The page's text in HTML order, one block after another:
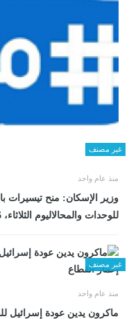
غير مصنف
منذ عام واحد
للوحدات والمحالاليوم الثلاثاء، 6 مايو 2025 05:10 مـ
غير مصنف
منذ عام واحد
ماكرون يدين عودة إسرائيل